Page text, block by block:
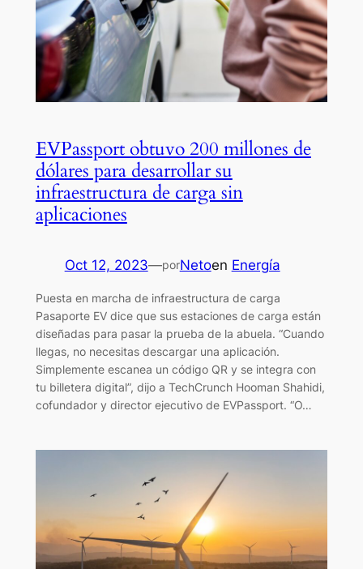
EVPassport obtuvo 200 millones de
dólares para desarrollar su
infraestructura de carga sin
aplicaciones
Oct 12, 2023—porNetoen Energía
Puesta en marcha de infraestructura de carga
Pasaporte EV dice que sus estaciones de carga están
diseñadas para pasar la prueba de la abuela. “Cuando
llegas, no necesitas descargar una aplicación.
Simplemente escanea un código QR y se integra con
tu billetera digital”, dijo a TechCrunch Hooman Shahidi,
cofundador y director ejecutivo de EVPassport. “O…